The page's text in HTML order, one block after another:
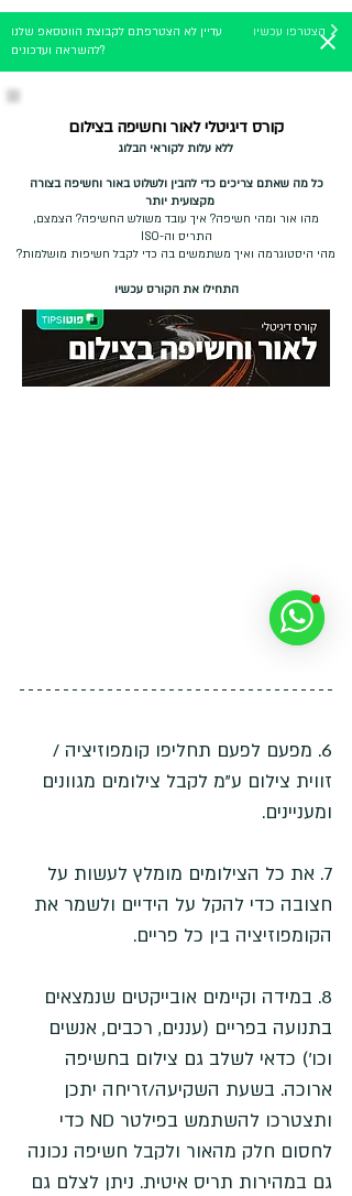
6. מפעם לפעם תחליפו קומפוזיציה /
זווית צילום ע"מ לקבל צילומים מגוונים
ומעניינים.
7. את כל הצילומים מומלץ לעשות על
חצובה כדי להקל על הידיים ולשמר את
הקומפוזיציה בין כל פריים.
8. במידה וקיימים אובייקטים שנמצאים
בתנועה בפריים (עננים, רכבים, אנשים
וכו') כדאי לשלב גם צילום בחשיפה
ארוכה. בשעת השקיעה/זריחה יתכן
ותצטרכו להשתמש בפילטר ND כדי
לחסום חלק מהאור ולקבל חשיפה נכונה
גם במהירות תריס איטית. ניתן לצלם גם